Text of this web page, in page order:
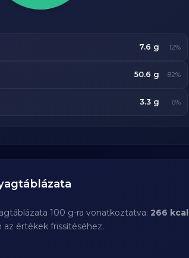
7.6 g 12%
50.6 g 82%
3.3 g 6%
100 g-ra vonatkoztatva: 266 kcal
értékek frissítéséhez.